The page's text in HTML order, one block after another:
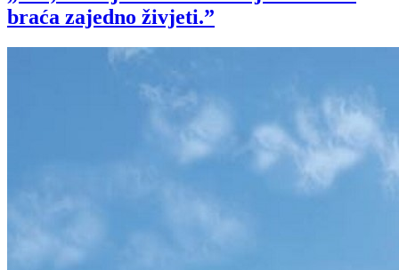
braća zajedno živjeti.”